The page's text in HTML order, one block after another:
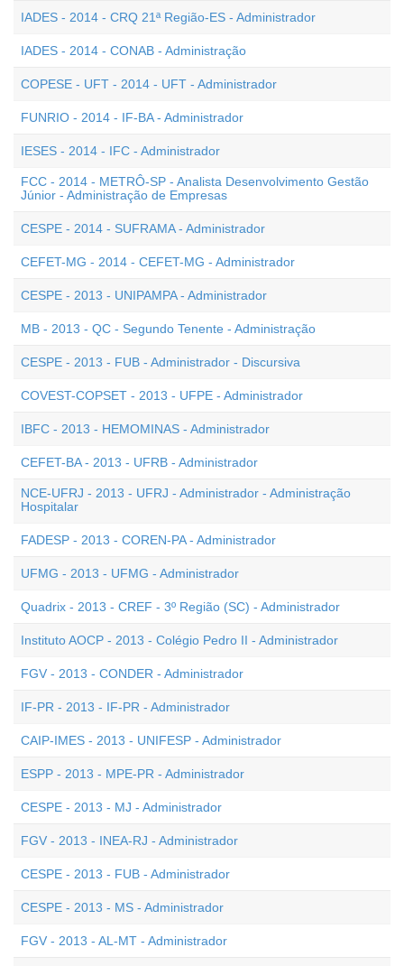
IADES - 2014 - CRQ 21ª Região-ES - Administrador
IADES - 2014 - CONAB - Administração
COPESE - UFT - 2014 - UFT - Administrador
FUNRIO - 2014 - IF-BA - Administrador
IESES - 2014 - IFC - Administrador
FCC - 2014 - METRÔ-SP - Analista Desenvolvimento Gestão
Júnior - Administração de Empresas
CESPE - 2014 - SUFRAMA - Administrador
CEFET-MG - 2014 - CEFET-MG - Administrador
CESPE - 2013 - UNIPAMPA - Administrador
MB - 2013 - QC - Segundo Tenente - Administração
CESPE - 2013 - FUB - Administrador - Discursiva
COVEST-COPSET - 2013 - UFPE - Administrador
IBFC - 2013 - HEMOMINAS - Administrador
CEFET-BA - 2013 - UFRB - Administrador
NCE-UFRJ - 2013 - UFRJ - Administrador - Administração
Hospitalar
FADESP - 2013 - COREN-PA - Administrador
UFMG - 2013 - UFMG - Administrador
Quadrix - 2013 - CREF - 3º Região (SC) - Administrador
Instituto AOCP - 2013 - Colégio Pedro II - Administrador
FGV - 2013 - CONDER - Administrador
IF-PR - 2013 - IF-PR - Administrador
CAIP-IMES - 2013 - UNIFESP - Administrador
ESPP - 2013 - MPE-PR - Administrador
CESPE - 2013 - MJ - Administrador
FGV - 2013 - INEA-RJ - Administrador
CESPE - 2013 - FUB - Administrador
CESPE - 2013 - MS - Administrador
FGV - 2013 - AL-MT - Administrador